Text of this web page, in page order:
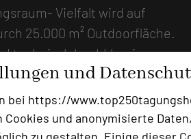
und
bei https://
und anonymisierte
Vielfalt wird auf
25.000 m² Outdoorfläche.
technisch hochklassig
der klassischen
Szenarien, die mit mobilem
Unabhängig von der
privates WLAN. Was